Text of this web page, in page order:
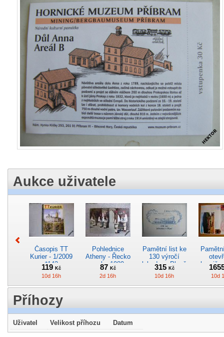
Aukce uživatele
Časopis TT
Kurier - 1/2009
*142
119Kč
10d 16h
Pohlednice
Atheny - Řecko
z roku 1989.
Nová nepoužitá
*5019
87 Kč
2d 16h
Pamětní list ke
130 výročí
lokodepa Plzeň
*2963
315 Kč
10d 16h 10d
Pohlednice
Pohlednice
Pohlednice
Příhozy
Uživatel Velikost příhozu Datum